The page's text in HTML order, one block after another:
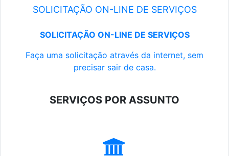
SOLICITAÇÃO ON-LINE DE SERVIÇOS
SOLICITAÇÃO ON-LINE DE SERVIÇOS
Faça uma solicitação através da internet, sem
precisar sair de casa.
SERVIÇOS POR ASSUNTO